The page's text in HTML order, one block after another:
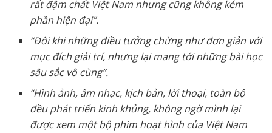
rất đậm chất Việt Nam nhưng cũng không kém
phần hiện đại”.
“Đôi khi những điều tưởng chừng như đơn giản với
mục đích giải trí, nhưng lại mang tới những bài học
sâu sắc vô cùng”.
“Hình ảnh, âm nhạc, kịch bản, lời thoại, toàn bộ
đều phát triển kinh khủng, không ngờ mình lại
được xem một bộ phim hoạt hình của Việt Nam